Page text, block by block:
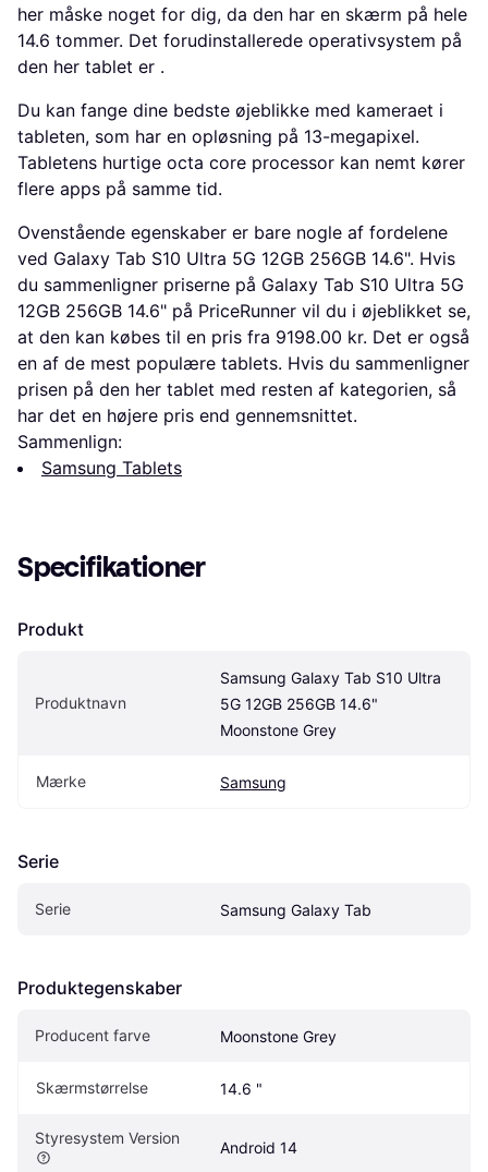
her måske noget for dig, da den har en skærm på hele
14.6 tommer. Det forudinstallerede operativsystem på
den her tablet er .
Du kan fange dine bedste øjeblikke med kameraet i
tableten, som har en opløsning på 13-megapixel.
Tabletens hurtige octa core processor kan nemt kører
flere apps på samme tid.
Ovenstående egenskaber er bare nogle af fordelene
ved Galaxy Tab S10 Ultra 5G 12GB 256GB 14.6". Hvis
du sammenligner priserne på Galaxy Tab S10 Ultra 5G
12GB 256GB 14.6" på PriceRunner vil du i øjeblikket se,
at den kan købes til en pris fra 9198.00 kr. Det er også
en af de mest populære tablets. Hvis du sammenligner
prisen på den her tablet med resten af kategorien, så
har det en højere pris end gennemsnittet.
Sammenlign:
Samsung Tablets
Specifikationer
Produkt
Produktnavn
Samsung Galaxy Tab S10 Ultra
5G 12GB 256GB 14.6"
Moonstone Grey
Mærke Samsung
Serie
Serie Samsung Galaxy Tab
Produktegenskaber
Producent farve Moonstone Grey
Skærmstørrelse 14.6 "
Styresystem Version
Android 14